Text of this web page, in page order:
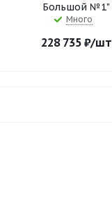
Большой №1"
Много
228 735₽/шт